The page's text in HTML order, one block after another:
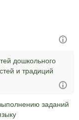
и традиций
заданий